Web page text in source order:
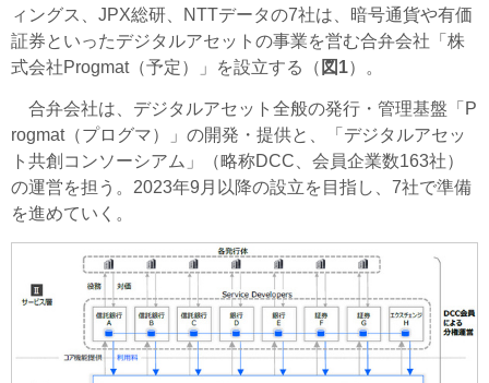
ィングス、JPX総研、NTTデータの7社は、暗号通貨や有価
証券といったデジタルアセットの事業を営む合弁会社「株
式会社Progmat（予定）」を設立する（ 図1）。
合弁会社は、デジタルアセット全般の発行・管理基盤「P
rogmat（プログマ）」の開発・提供と、「デジタルアセッ
ト共創コンソーシアム」（略称DCC、会員企業数163社）
の運営を担う。2023年9月以降の設立を目指し、7社で準備
を進めていく。